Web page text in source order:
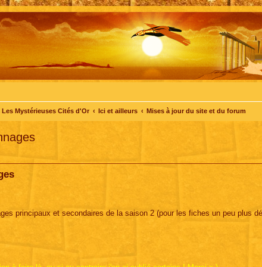
Les Mystérieuses Cités d'Or Ici et ailleurs Mises à jour du site et du forum
principaux et secondaires de la saison 2 (pour les fiches un peu plus